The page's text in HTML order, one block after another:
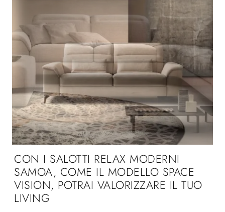
CON I SALOTTI RELAX MODERNI
SAMOA, COME IL MODELLO SPACE
VISION, POTRAI VALORIZZARE IL TUO
LIVING